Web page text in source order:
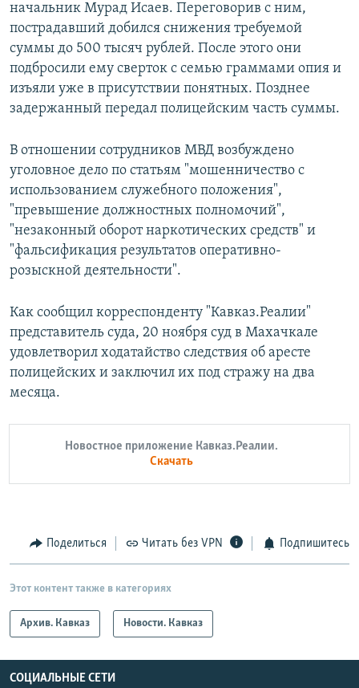
начальник Мурад Исаев. Переговорив с ним,
пострадавший добился снижения требуемой
суммы до 500 тысяч рублей. После этого они
подбросили ему сверток с семью граммами опия и
изъяли уже в присутствии понятных. Позднее
задержанный передал полицейским часть суммы.
В отношении сотрудников МВД возбуждено
уголовное дело по статьям "мошенничество с
использованием служебного положения",
"превышение должностных полномочий",
"незаконный оборот наркотических средств" и
"фальсификация результатов оперативно-
розыскной деятельности".
Как сообщил корреспонденту "Кавказ.Реалии"
представитель суда, 20 ноября суд в Махачкале
удовлетворил ходатайство следствия об аресте
полицейских и заключил их под стражу на два
месяца.
Новостное приложение Кавказ.Реалии.
Скачать
Поделиться Читать без VPN Подпишитесь
Этот контент также в категориях
Архив. Кавказ Новости. Кавказ
СОЦИАЛЬНЫЕ СЕТИ